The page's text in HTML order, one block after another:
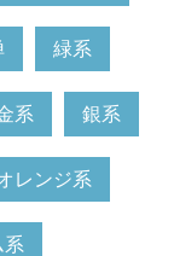
緑系
系 銀系
レンジ系
系